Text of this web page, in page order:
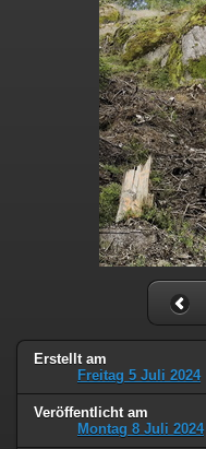
Erstellt am
Freitag 5 Juli 2024
Veröffentlicht am
Montag 8 Juli 2024